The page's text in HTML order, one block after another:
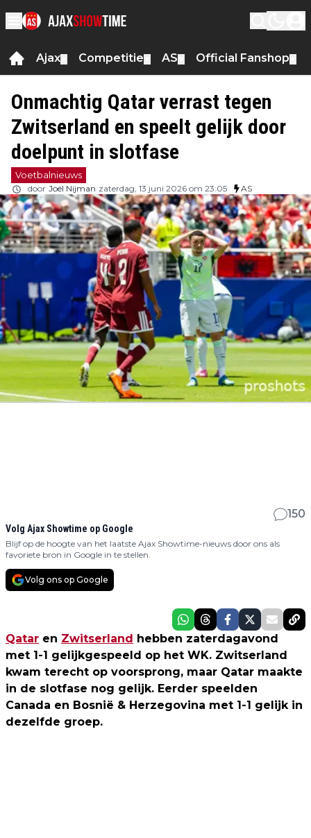
Ajax Competitie AS Official Fanshop
Onmachtig Qatar verrast tegen
Zwitserland en speelt gelijk door
doelpunt in slotfase
Voetbalnieuws
door Joël Nijman zaterdag, 13 juni 2026 om 23:05 AS
150
Volg Ajax Showtime op Google
Blijf op de hoogte van het laatste Ajax Showtime-nieuws door ons als
favoriete bron in Google in te stellen.
Volg ons op Google
Qatar en Zwitserland hebben zaterdagavond
met 1-1 gelijkgespeeld op het WK. Zwitserland
kwam terecht op voorsprong, maar Qatar maakte
in de slotfase nog gelijk. Eerder speelden
Canada en Bosnië & Herzegovina met 1-1 gelijk in
dezelfde groep.